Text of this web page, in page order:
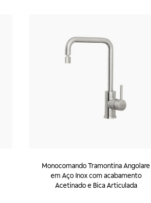
Monocomando Tramontina Angolare
em Aço Inox com acabamento
Acetinado e Bica Articulada